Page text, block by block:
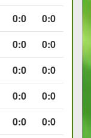
0:0
0:0
0:0
0:0
0:0
0:0
0:0
0:0
0:0
0:0